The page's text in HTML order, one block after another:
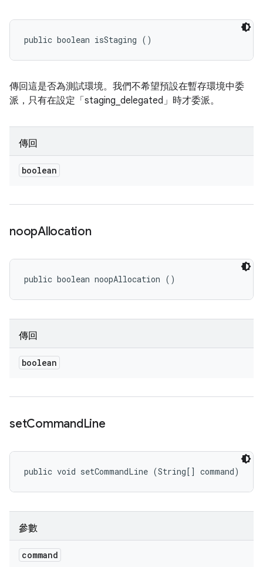
public boolean isStaging ()
傳回這是否為測試環境。我們不希望預設在暫存環境中委
派，只有在設定「staging_delegated」時才委派。
傳回
boolean
noopAllocation
public boolean noopAllocation ()
傳回
boolean
setCommandLine
public void setCommandLine (String[] command)
參數
command